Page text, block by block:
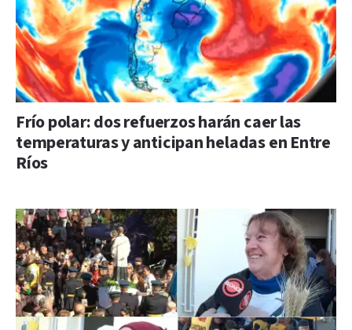
Frío polar: dos refuerzos harán caer las
temperaturas y anticipan heladas en Entre
Ríos